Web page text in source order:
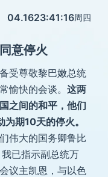
04.1623:41:16周四
意停火
受尊敬黎巴嫩总统
愉快的会谈。 这两
之间的和平，他们
期10天的停火。
伟大的国务卿鲁比
已指示副总统万
议主凯恩，与以色